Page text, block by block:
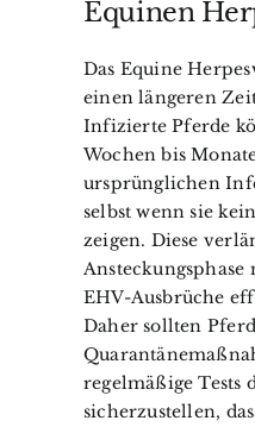
Equinen
Das Equine
einen längeren
Infizierte Pferde
Wochen bis
ursprünglichen
selbst wenn sie
zeigen. Diese
Ansteckungsphase
EHV-Ausbrüche
Daher sollten
regelmäßige Tests
sicherzustellen,